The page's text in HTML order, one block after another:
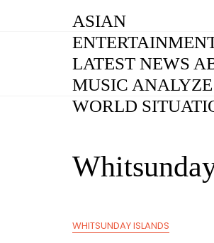
ASIAN
LATEST NEWS
MUSIC
WORLD
WHITSUNDAY ISLANDS